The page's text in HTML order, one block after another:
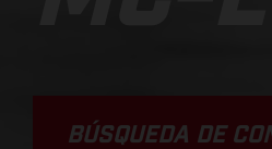
BÚSQUEDA DE